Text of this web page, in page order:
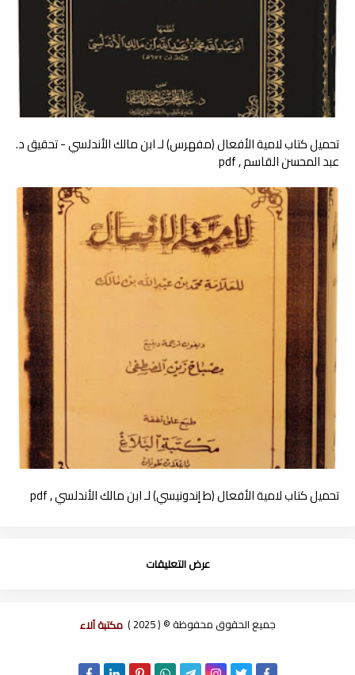
تحميل كتاب لامية الأفعال (مفهرس) لـ ابن مالك الأندلسي - تحقيق د.
عبد المحسن القاسم , pdf
تحميل كتاب لامية الأفعال (ط إندونيسي) لـ ابن مالك الأندلسي , pdf
عرض التعليقات
جميع الحقوق محفوظة © ( 2025 ) مكتبة آلاء